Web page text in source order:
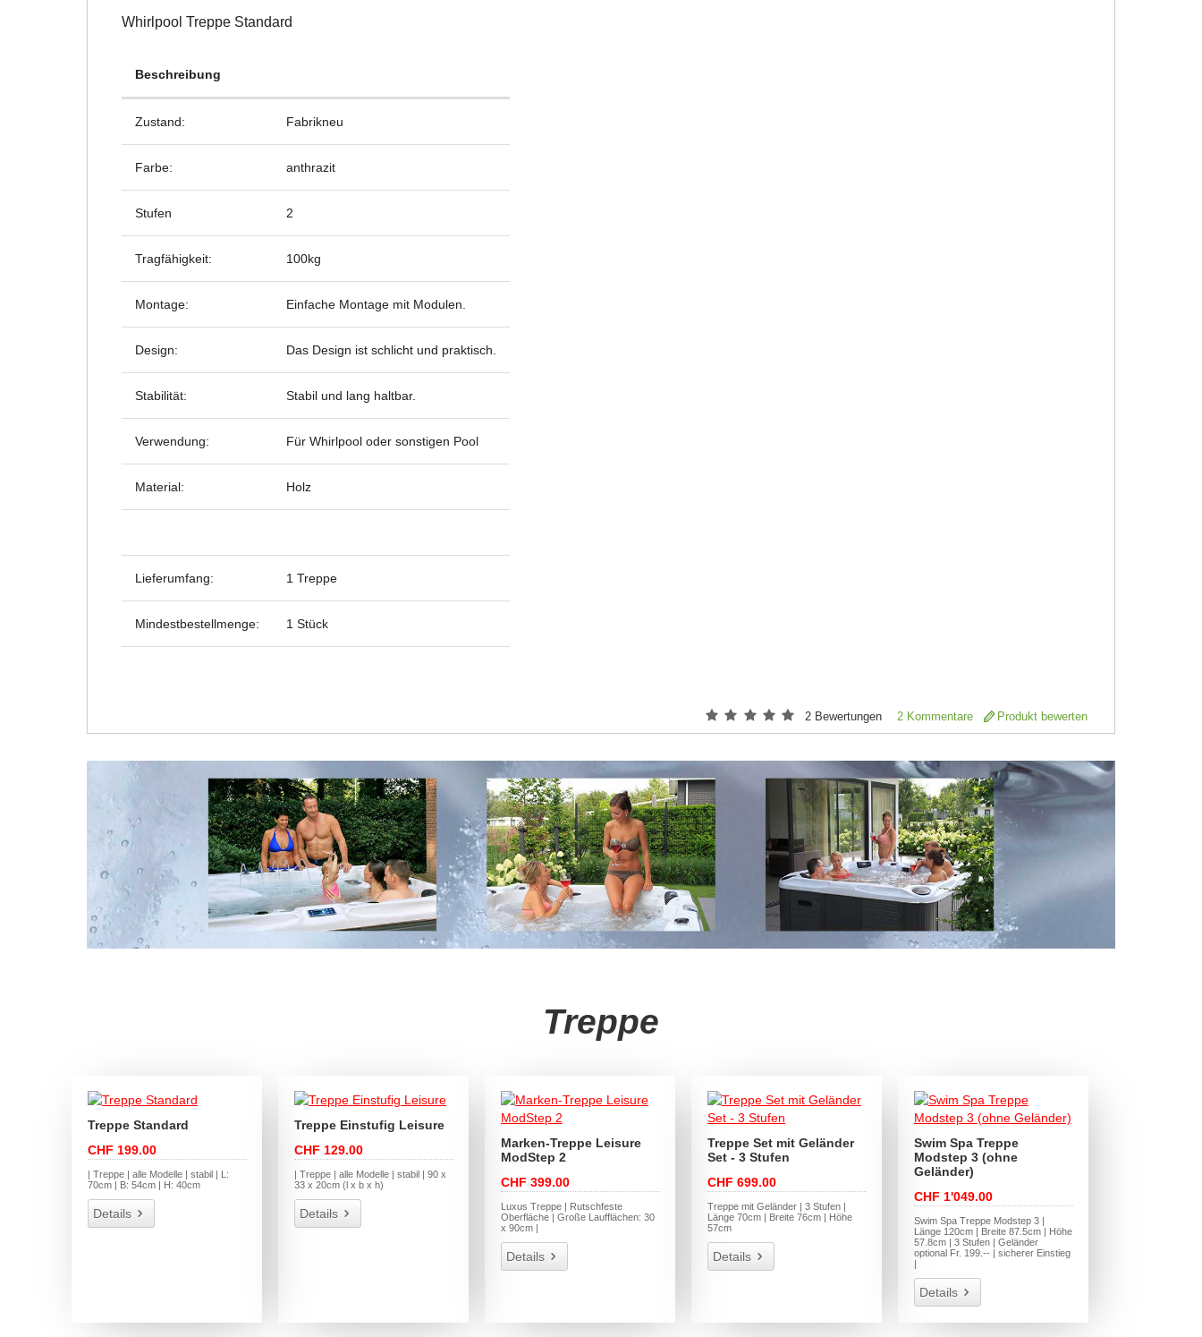
Whirlpool Treppe Standard
Beschreibung
Zustand: Fabrikneu
Farbe: anthrazit
Stufen 2
Tragfähigkeit: 100kg
Montage: Einfache Montage mit Modulen.
Design: Das Design ist schlicht und praktisch.
Stabilität: Stabil und lang haltbar.
Verwendung: Für Whirlpool oder sonstigen Pool
Material: Holz
Lieferumfang: 1 Treppe
Mindestbestellmenge: 1 Stück
2 Bewertungen 2 Kommentare Produkt bewerten
Treppe
Treppe Standard
CHF 199.00
| Treppe | alle Modelle | stabil | L:
70cm | B: 54cm | H: 40cm
Details
Treppe Einstufig Leisure
CHF 129.00
| Treppe | alle Modelle | stabil | 90 x
33 x 20cm (l x b x h)
Details
Marken-Treppe Leisure
ModStep 2
CHF 399.00
Luxus Treppe | Rutschfeste
Oberfläche | Große Laufflächen: 30
x 90cm |
Details
Treppe Set mit Geländer
Set - 3 Stufen
CHF 699.00
Treppe mit Geländer | 3 Stufen |
Länge 70cm | Breite 76cm | Höhe
57cm
Details
Swim Spa Treppe
Modstep 3 (ohne
Geländer)
CHF 1'049.00
Swim Spa Treppe Modstep 3 |
Länge 120cm | Breite 87.5cm | Höhe
57.8cm | 3 Stufen | Geländer
optional Fr. 199.-- | sicherer Einstieg
Details